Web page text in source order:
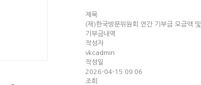
제목
(재)한국방문위원회 연간 기부금 모금액
기부금내역
작성자
vkcadmin
작성일
2026-04-15 09:06
조회